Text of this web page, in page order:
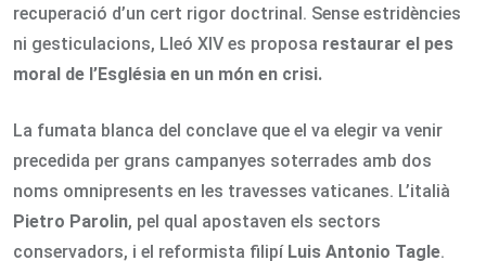
recuperació d’un cert rigor doctrinal. Sense estridències
ni gesticulacions, Lleó XIV es proposa restaurar el pes
moral de l’Església en un món en crisi.
La fumata blanca del conclave que el va elegir va venir
precedida per grans campanyes soterrades amb dos
noms omnipresents en les travesses vaticanes. L’italià
Pietro Parolin, pel qual apostaven els sectors
conservadors, i el reformista filipí Luis Antonio Tagle.